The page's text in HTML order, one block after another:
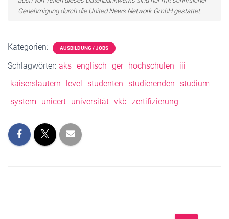
Genehmigung durch die United News Network GmbH gestattet.
Kategorien: AUSBILDUNG / JOBS
Schlagwörter: aks englisch ger hochschulen
iii
kaiserslautern
level studenten studierenden
studium
system
unicert universität vkb zertifizierung